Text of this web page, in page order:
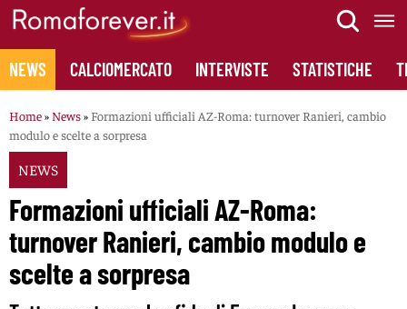
Skip
content
NEWS CALCIOMERCATO INTERVISTE STATISTICHE
Home» News» Formazioni ufficiali AZ-Roma: turnover Ranieri, cambio
modulo e scelte a sorpresa
NEWS
Formazioni ufficiali AZ-Roma:
turnover Ranieri, cambio modulo e
scelte a sorpresa